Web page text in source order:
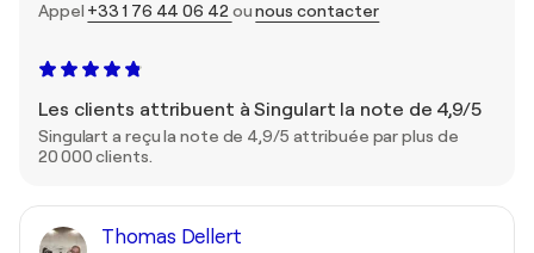
Appel +33 1 76 44 06 42 ounous contacter
Les clients attribuent à Singulart la note de 4,9/5
Singulart a reçu la note de 4,9/5 attribuée par plus de
20 000 clients.
Thomas Dellert